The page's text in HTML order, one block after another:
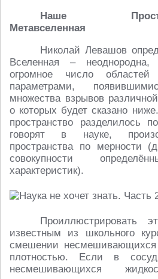
Наше
Метавселенная
Николай Левашов
Вселенная –
огромное число
параметрами,
множества взрывов
о которых будет сказано
пространство разделилось
говорят в науке,
пространства по мерности
совокупности
характеристик).
Проиллюстрировать
известным из школьного
смешении несмешивающихся
плотностью. Если в
несмешивающихся